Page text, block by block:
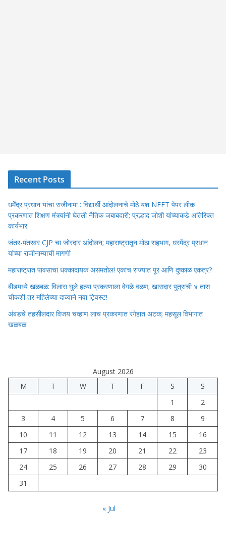
Recent Posts
धर्मेंद्र प्रधान यांचा राजीनामा : विद्यार्थी आंदोलनाचे मोठे यश NEET पेपर लीक
प्रकरणात शिक्षण मंत्र्यांनी घेतली नैतिक जबाबदारी; प्रल्हाद जोशी यांच्याकडे अतिरिक्त
कार्यभार
जंतर-मंतरवर CJP चा जोरदार आंदोलन; महाराष्ट्रातून मोठा सहभाग, धरमेंद्र प्रधान
यांच्या राजीनाम्याची मागणी
महाराष्ट्रात पावसाचा धक्कादायक असमतोल! एकाच राज्यात पूर आणि दुष्काळ एकत्र?
बीडमध्ये खळबळ: विलास घुले हत्या प्रकरणाला वेगळे वळण; खासदार पुत्राची ४ तास
चौकशी तर महिलेच्या दाव्याने नवा ट्विस्ट!
अंबडचे तहसीलदार विजय चव्हाण लाच प्रकरणात रंगेहात अटक; महसूल विभागात
खळबळ
August 2026
M
T W T F S
S
1
2
3
4 5 6 7 8
9
10
11 12 13 14 15
16
17
18 19 20 21 22
23
24
25 26 27 28 29
30
31
« Jul